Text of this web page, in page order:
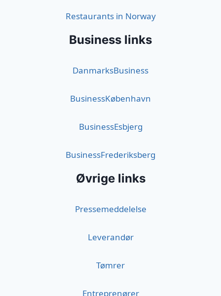
Restaurants in Norway
Business links
DanmarksBusiness
BusinessKøbenhavn
BusinessEsbjerg
BusinessFrederiksberg
Øvrige links
Pressemeddelelse
Leverandør
Tømrer
Entreprenører